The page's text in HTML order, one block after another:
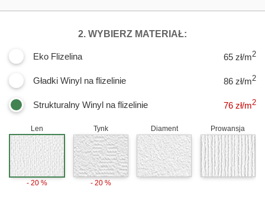
2. WYBIERZ MATERIAŁ:
Eko Flizelina 65 zł/m2
Gładki Winyl na flizelinie 86 zł/m2
Strukturalny Winyl na flizelinie 76 zł/m2
Len
- 20 %
Tynk
- 20 %
Diament Prowansja